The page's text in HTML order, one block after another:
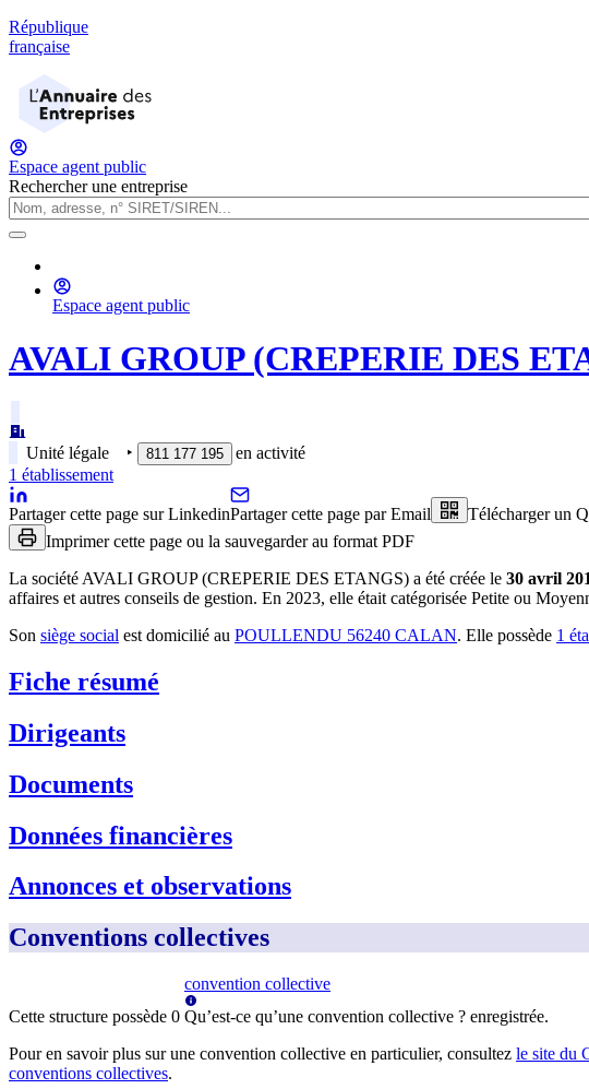
République
française
Espace agent public
Rechercher une entreprise
Espace agent public
AVALI GROUP (CREPERIE DES
Unité légale ‣ 811 177 195
en activité
1 établissement
Partager cette page sur LinkedinPartager cette page par Email
Télécharger un
Imprimer cette page ou la sauvegarder au format PDF
La société AVALI GROUP (CREPERIE DES ETANGS) a été créée le 30 avril
affaires et autres conseils de gestion. En 2023, elle était catégorisée Petite ou
Son siège social est domicilié au POULLENDU 56240 CALAN. Elle possède 1
Fiche résumé
Dirigeants
Documents
Données financières
Annonces et observations
Conventions collectives
Cette structure possède 0
convention collective
Qu’est-ce qu’une convention collective ? enregistrée.
Pour en savoir plus sur une convention collective en particulier, consultez le site du
conventions collectives.